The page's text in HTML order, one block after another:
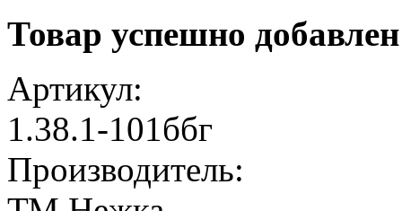
Товар успешно
Артикул:
1.38.1-101ббг
Производитель: